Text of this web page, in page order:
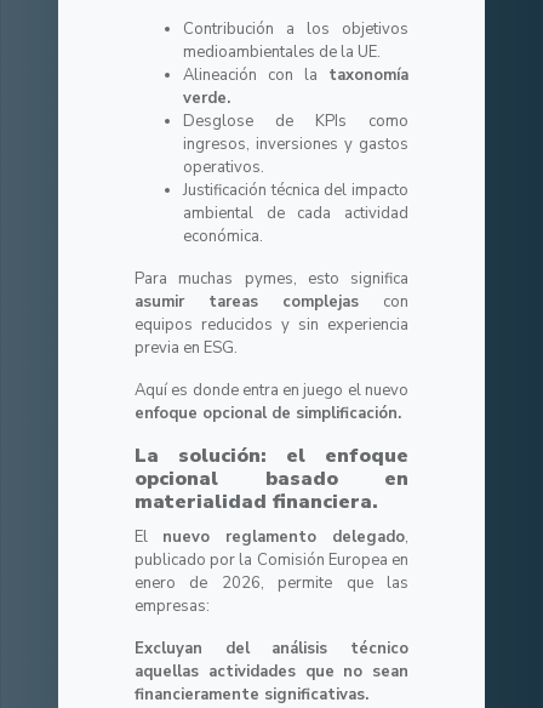
Contribución a los objetivos
medioambientales de la UE.
Alineación con la taxonomía
verde.
Desglose de KPIs como
ingresos, inversiones y gastos
operativos.
Justificación técnica del impacto
ambiental de cada actividad
económica.
Para muchas pymes, esto significa
asumir tareas complejas con
equipos reducidos y sin experiencia
previa en ESG.
Aquí es donde entra en juego el nuevo
enfoque opcional de simplificación.
La solución: el enfoque
opcional basado en
materialidad financiera.
El nuevo reglamento delegado,
publicado por la Comisión Europea en
enero de 2026, permite que las
empresas:
Excluyan del análisis técnico
aquellas actividades que no sean
financieramente significativas.